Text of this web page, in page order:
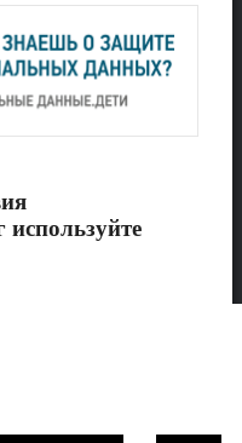
используйте